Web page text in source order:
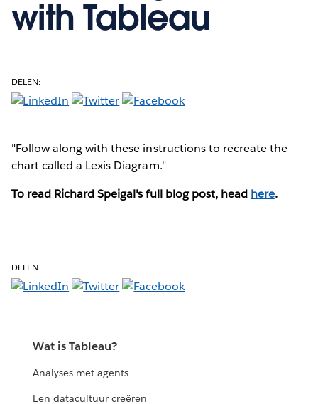
with Tableau
DELEN:
"Follow along with these instructions to recreate the
chart called a Lexis Diagram."
To read Richard Speigal's full blog post, head here.
DELEN:
Wat is Tableau?
Analyses met agents
Een datacultuur creëren